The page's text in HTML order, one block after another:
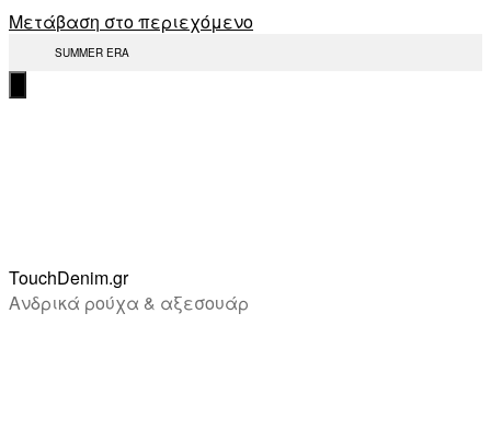
Μετάβαση στο περιεχόμενο
SUMMER ERA
TouchDenim.gr
Ανδρικά ρούχα & αξεσουάρ